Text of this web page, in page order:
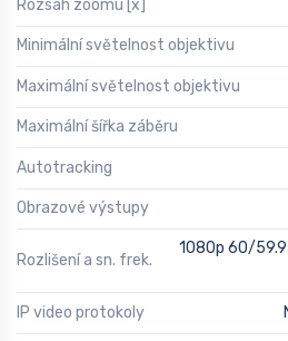
Rozsah zoomu [x]
Minimální světelnost objektivu
Maximální světelnost objektivu
Maximální šířka záběru
Autotracking
Obrazové výstupy
Rozlišení a sn. frek.
1080p 60/
IP video protokoly